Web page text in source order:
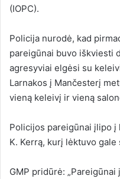
(IOPC).
Policija nurodė, kad
pareigūnai buvo iškviesti
agresyviai elgėsi su
Larnakos į Mančesterį
vieną keleivį ir vieną
Policijos pareigūnai įlipo
K. Kerrą, kurį lėktuvo
GMP pridūrė: